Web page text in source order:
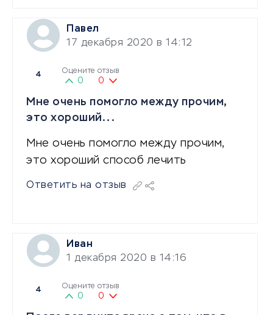
Павел
17 декабря 2020 в 14:12
4 Оцените отзыв
0 0
Мне очень помогло между прочим,
это хороший...
Мне очень помогло между прочим,
это хороший способ лечить
Ответить на отзыв
Иван
1 декабря 2020 в 14:16
4 Оцените отзыв
0 0